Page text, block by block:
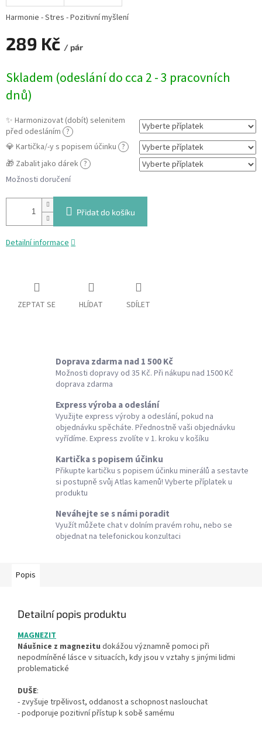
289 Kč / pár
cena:
Skladem (odeslání do cca 2 - 3 pracovních
dnů)
✨ Harmonizovat (dobít) selenitem
před odesláním ?
💎 Kartička/-y s popisem účinku ?
🎁 Zabalit jako dárek ?
Možnosti doručení
Přidat do košíku
Harmonie - Stres - Pozitivní myšlení
Detailní informace
ZEPTAT SE HLÍDAT SDÍLET
Doprava zdarma nad 1 500 Kč
Možnosti dopravy od 35 Kč. Při nákupu nad 1500 Kč
doprava zdarma
Express výroba a odeslání
Využijte express výroby a odeslání, pokud na
objednávku spěcháte. Přednostně vaši objednávku
vyřídíme. Express zvolíte v 1. kroku v košíku
Kartička s popisem účinku
Přikupte kartičku s popisem účinku minerálů a sestavte
si postupně svůj Atlas kamenů! Vyberte příplatek u
produktu
Neváhejte se s námi poradit
Využít můžete chat v dolním pravém rohu, nebo se
objednat na telefonickou konzultaci
Popis
Detailní popis produktu
MAGNEZIT
Náušnice z magnezitu dokážou významně pomoci při
nepodmíněné lásce v situacích, kdy jsou v vztahy s jinými lidmi
problematické
DUŠE:
- zvyšuje trpělivost, oddanost a schopnost naslouchat
- podporuje pozitivní přístup k sobě samému